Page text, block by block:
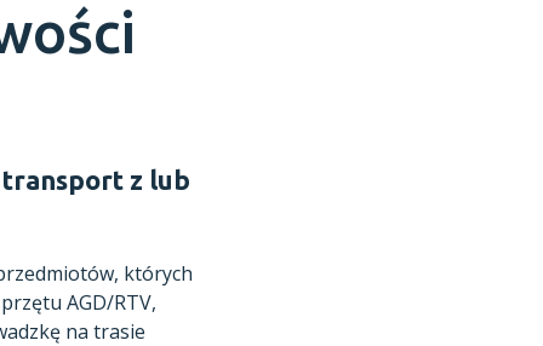
z lub
których
AGD/RTV,
na trasie